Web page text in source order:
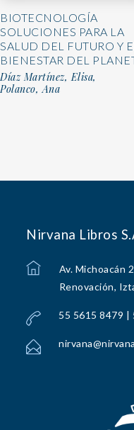
BIOTECNOLOGÍA
SOLUCIONES PARA LA
SALUD DEL FUTURO Y
BIENESTAR DEL
Díaz Martínez, Elisa,
Polanco, Ana
Nirvana Libros
Av. Michoacán
Renovación,
55 5615 8479 |